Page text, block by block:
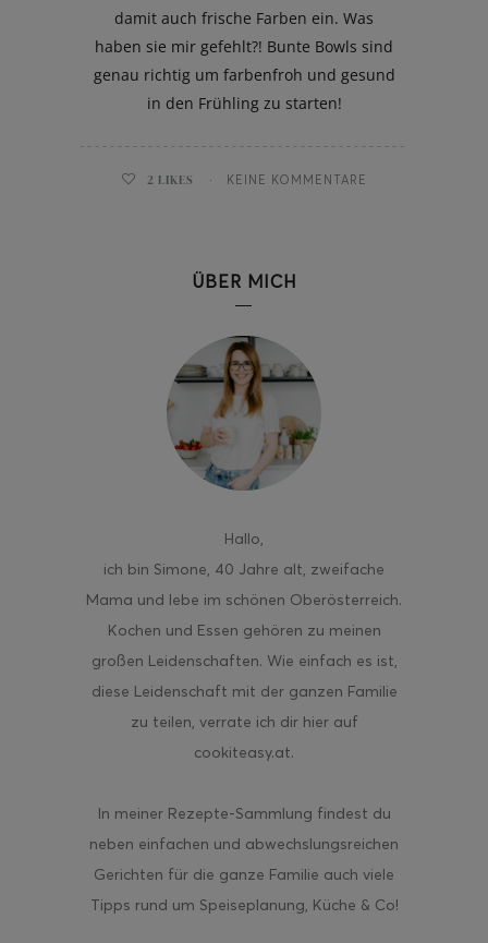
damit auch frische Farben ein. Was
haben sie mir gefehlt?! Bunte Bowls sind
genau richtig um farbenfroh und gesund
in den Frühling zu starten!
2 LIKES KEINE KOMMENTARE
ÜBER MICH
Hallo,
ich bin Simone, 40 Jahre alt, zweifache
Mama und lebe im schönen Oberösterreich.
Kochen und Essen gehören zu meinen
großen Leidenschaften. Wie einfach es ist,
diese Leidenschaft mit der ganzen Familie
zu teilen, verrate ich dir hier auf
cookiteasy.at.
In meiner Rezepte-Sammlung findest du
neben einfachen und abwechslungsreichen
Gerichten für die ganze Familie auch viele
Tipps rund um Speiseplanung, Küche & Co!